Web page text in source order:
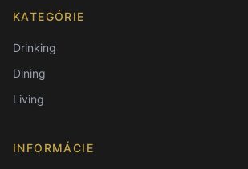
KATEGÓRIE
Drinking
Dining
Living
INFORMÁCIE